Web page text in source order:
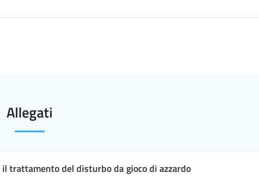
Allegati
trattamento del disturbo da gioco di azzardo